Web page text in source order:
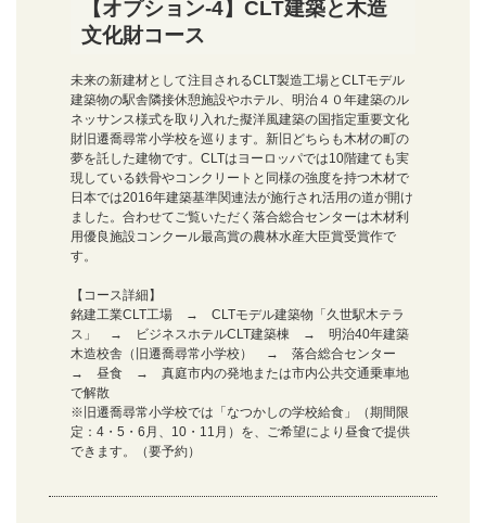
【オプション-4】CLT建築と木造
文化財コース
未来の新建材として注目されるCLT製造工場とCLTモデル
建築物の駅舎隣接休憩施設やホテル、明治４０年建築のル
ネッサンス様式を取り入れた擬洋風建築の国指定重要文化
財旧遷喬尋常小学校を巡ります。新旧どちらも木材の町の
夢を託した建物です。CLTはヨーロッパでは10階建ても実
現している鉄骨やコンクリートと同様の強度を持つ木材で
日本では2016年建築基準関連法が施行され活用の道が開け
ました。合わせてご覧いただく落合総合センターは木材利
用優良施設コンクール最高賞の農林水産大臣賞受賞作で
す。
【コース詳細】
銘建工業CLT工場 → CLTモデル建築物「久世駅木テラ
ス」 → ビジネスホテルCLT建築棟 → 明治40年建築
木造校舎（旧遷喬尋常小学校） → 落合総合センター
→ 昼食 → 真庭市内の発地または市内公共交通乗車地
で解散
※旧遷喬尋常小学校では「なつかしの学校給食」（期間限
定：4・5・6月、10・11月）を、ご希望により昼食で提供
できます。（要予約）